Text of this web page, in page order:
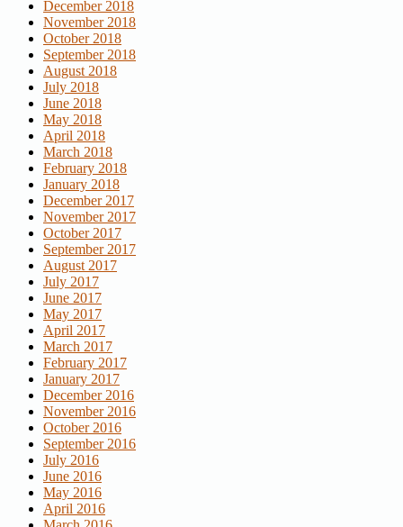
December 2018
November 2018
October 2018
September 2018
August 2018
July 2018
June 2018
May 2018
April 2018
March 2018
February 2018
January 2018
December 2017
November 2017
October 2017
September 2017
August 2017
July 2017
June 2017
May 2017
April 2017
March 2017
February 2017
January 2017
December 2016
November 2016
October 2016
September 2016
July 2016
June 2016
May 2016
April 2016